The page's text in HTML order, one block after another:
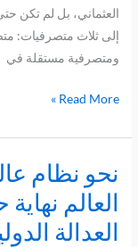
العثماني، بل لم تكن
إلى ثلاث متصرفيات:
ومتصرفية مستقلة في
Read More »
نحو نظام
العالم
العدالة
نحو
نظام
عالمي
جديد